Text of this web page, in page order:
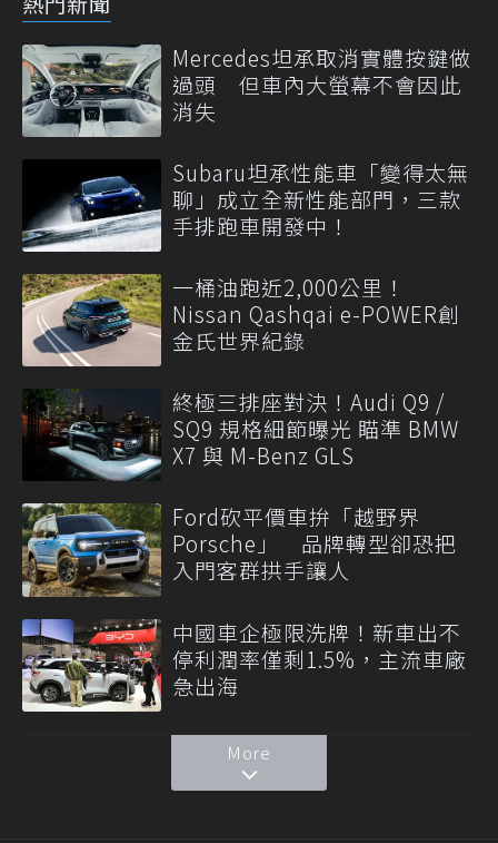
Mercedes坦承取消實體按鍵做
過頭 但車內大螢幕不會因此
消失
Subaru坦承性能車「變得太無
聊」成立全新性能部門，三款
手排跑車開發中！
一桶油跑近2,000公里！
Nissan Qashqai e-POWER創
金氏世界紀錄
終極三排座對決！Audi Q9 /
SQ9 規格細節曝光 瞄準 BMW
X7 與 M-Benz GLS
Ford砍平價車拚「越野界
Porsche」 品牌轉型卻恐把
入門客群拱手讓人
中國車企極限洗牌！新車出不
停利潤率僅剩1.5%，主流車廠
急出海
More